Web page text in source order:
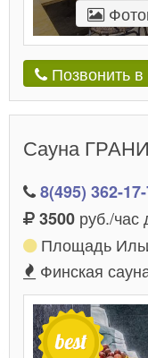
Позвонить в
Сауна
8(495) 362-
3500 руб./час
Площадь
Финская